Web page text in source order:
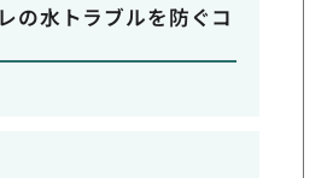
の水トラブルを防ぐコ